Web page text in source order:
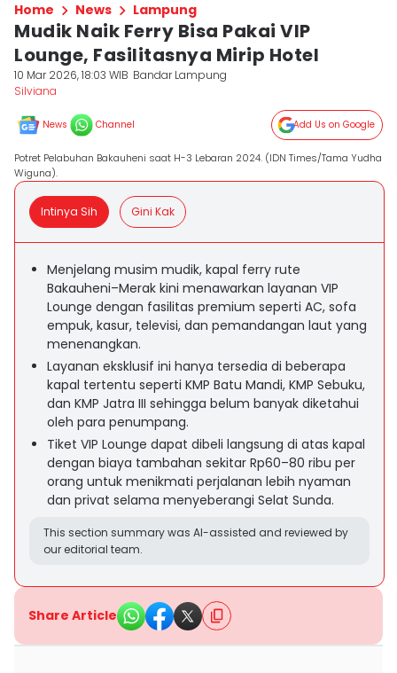
Home News Lampung
Mudik Naik Ferry Bisa Pakai VIP
Lounge, Fasilitasnya Mirip Hotel
10 Mar 2026, 18:03 WIB Bandar Lampung
Silviana
News Channel Add Us on Google
Potret Pelabuhan Bakauheni saat H-3 Lebaran 2024. (IDN Times/Tama Yudha
Wiguna).
Intinya Sih Gini Kak
Menjelang musim mudik, kapal ferry rute
Bakauheni–Merak kini menawarkan layanan VIP
Lounge dengan fasilitas premium seperti AC, sofa
empuk, kasur, televisi, dan pemandangan laut yang
menenangkan.
Layanan eksklusif ini hanya tersedia di beberapa
kapal tertentu seperti KMP Batu Mandi, KMP Sebuku,
dan KMP Jatra III sehingga belum banyak diketahui
oleh para penumpang.
Tiket VIP Lounge dapat dibeli langsung di atas kapal
dengan biaya tambahan sekitar Rp60–80 ribu per
orang untuk menikmati perjalanan lebih nyaman
dan privat selama menyeberangi Selat Sunda.
This section summary was AI-assisted and reviewed by
our editorial team.
Share Article